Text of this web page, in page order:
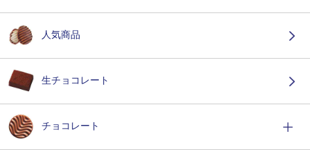
人気商品
生チョコレート
チョコレート